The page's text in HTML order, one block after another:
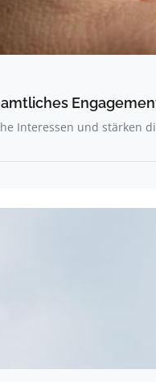
Interessen und stärken